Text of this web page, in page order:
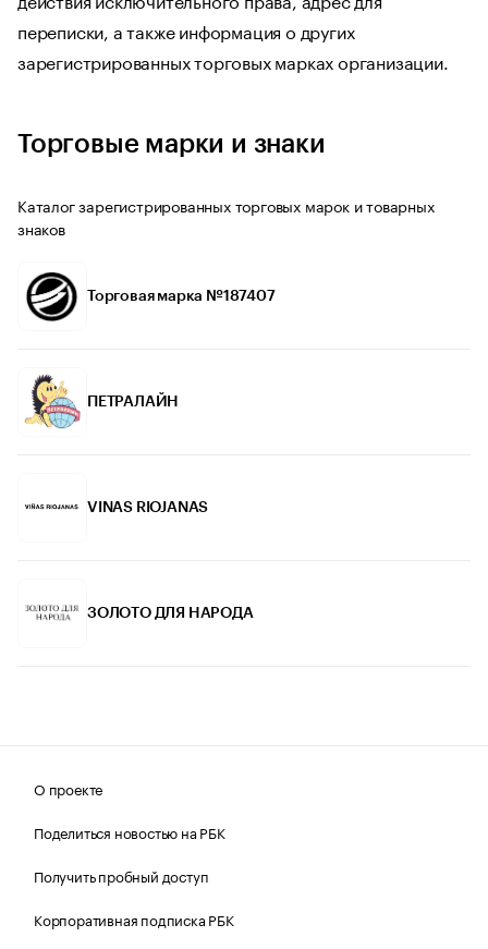
переписки, а также информация о других
зарегистрированных торговых марках организации.
Торговые марки и знаки
Каталог зарегистрированных торговых марок и товарных
знаков
Торговая марка №187407
ПЕТРАЛАЙН
VINAS RIOJANAS
ЗОЛОТО ДЛЯ НАРОДА
О проекте
Поделиться новостью на РБК
Получить пробный доступ
Корпоративная подписка РБК